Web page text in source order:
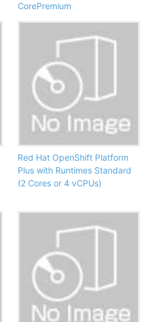
CorePremium
Red Hat OpenShift Platform
Plus with Runtimes Standard
(2 Cores or 4 vCPUs)